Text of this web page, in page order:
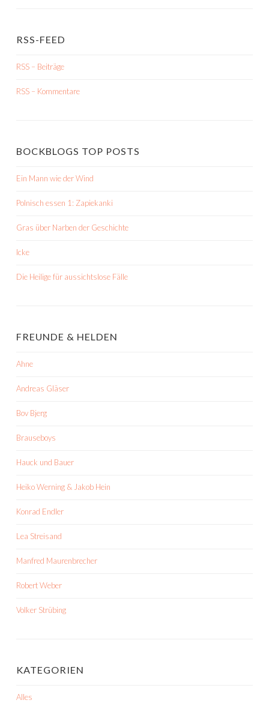
RSS-FEED
RSS – Beiträge
RSS – Kommentare
BOCKBLOGS TOP POSTS
Ein Mann wie der Wind
Polnisch essen 1: Zapiekanki
Gras über Narben der Geschichte
Icke
Die Heilige für aussichtslose Fälle
FREUNDE & HELDEN
Ahne
Andreas Gläser
Bov Bjerg
Brauseboys
Hauck und Bauer
Heiko Werning & Jakob Hein
Konrad Endler
Lea Streisand
Manfred Maurenbrecher
Robert Weber
Volker Strübing
KATEGORIEN
Alles